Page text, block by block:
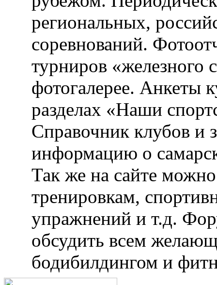
региональных,
соревнований.
турниров «железного
фотогалерее. Анкеты
разделах «Наши
Справочник клубов и
информацию о
Так же на сайте
тренировкам,
упражнений и т.д.
обсудить всем
бодибилдингом и